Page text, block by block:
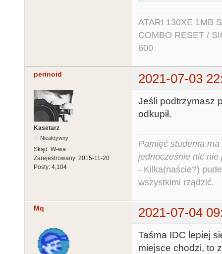
ATARI 130XE 1MB
COMBO RESET /
600
perinoid 2021-07-03
Kasetarz
Nieaktywny
Skąd: W-wa
Zarejestrowany: 2015-11-20
Posty: 4,104
Jeśli podtrzymasz
odkupił.
Pamięć studenta
jednocześnie nic nie
- Kilka(naście?)
wszystkimi rządzić.
Mq 2021-07-04
Taśma IDC lepiej
miejsce chodzi, to